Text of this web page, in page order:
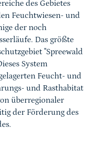
des Gebietes
Feuchtwiesen- und
der noch
Das größte
"Spreewald
System
Feucht- und
und Rasthabitat
überregionaler
der Förderung des